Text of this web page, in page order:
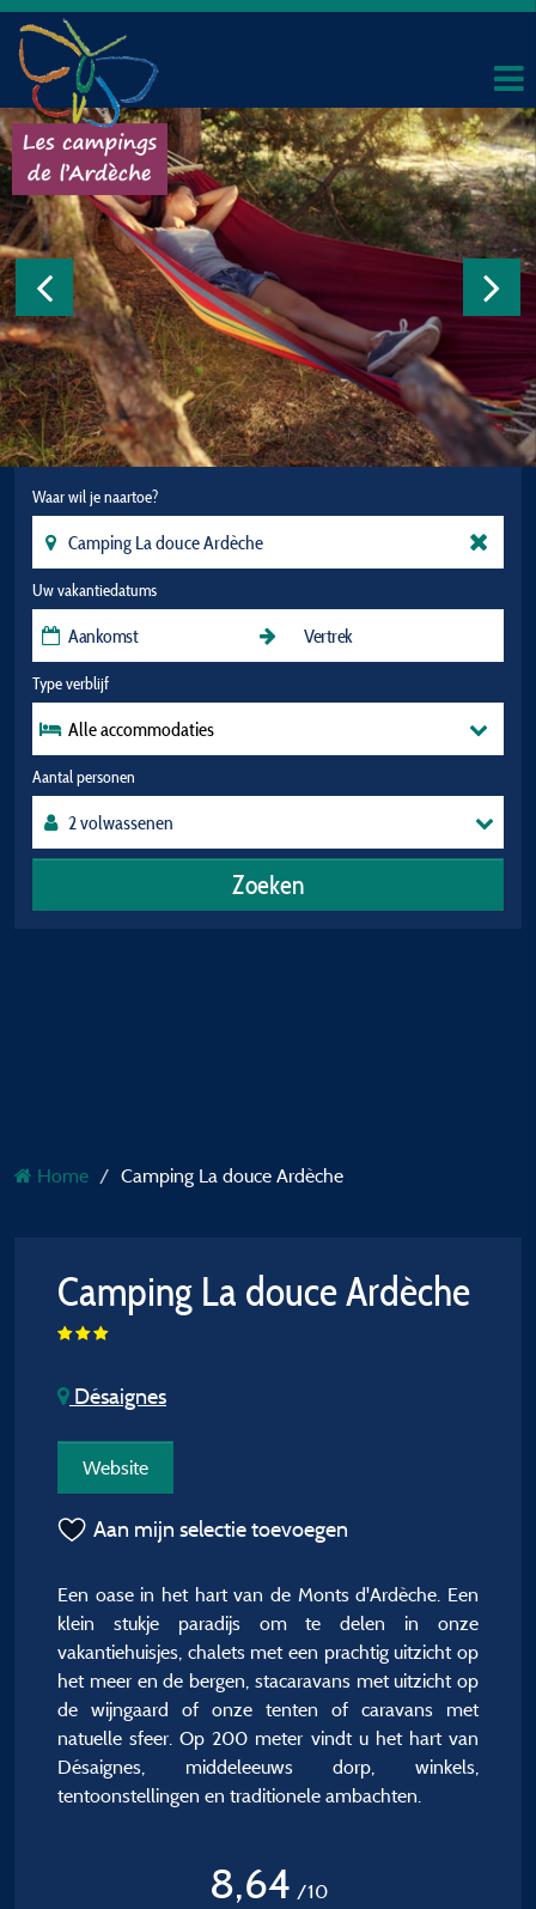
Waar wil je naartoe?
Uw vakantiedatums
Type verblijf
Alle accommodaties
Aantal personen
Zoeken
Home Camping La douce Ardèche
Camping La douce Ardèche
Désaignes
Website
Aan mijn selectie toevoegen
Een oase in het hart van de Monts d'Ardèche. Een
klein stukje paradijs om te delen in onze
vakantiehuisjes, chalets met een prachtig uitzicht op
het meer en de bergen, stacaravans met uitzicht op
de wijngaard of onze tenten of caravans met
natuelle sfeer. Op 200 meter vindt u het hart van
Désaignes, middeleeuws dorp, winkels,
tentoonstellingen en traditionele ambachten.
8,64 /10